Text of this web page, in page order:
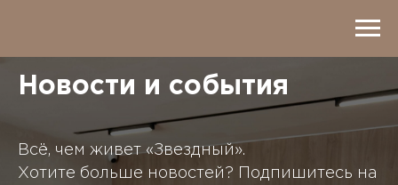
Новости и события
Всё, чем живет «Звездный».
Хотите больше новостей? Подпишитесь на